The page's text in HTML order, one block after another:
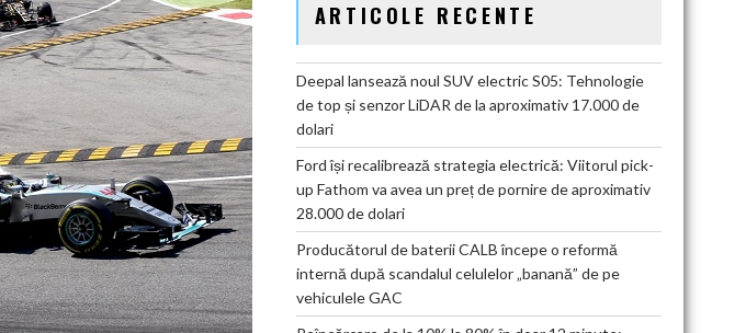
ARTICOLE RECENTE
Deepal lansează noul SUV electric S05: Tehnologie
de top și senzor LiDAR de la aproximativ 17.000 de
dolari
Ford își recalibrează strategia electrică: Viitorul pick-
up Fathom va avea un preț de pornire de aproximativ
28.000 de dolari
Producătorul de baterii CALB începe o reformă
internă după scandalul celulelor „banană” de pe
vehiculele GAC